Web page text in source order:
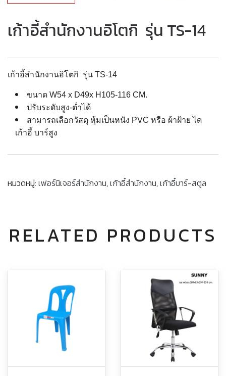
เก้าอี้สำนักงานอิโตกิ รุ่น TS-14
เก้าอี้สำนักงานอิโตกิ รุ่น TS-14
ขนาด W54 x D49x H105-116 CM.
ปรับระดับสูง-ต่ำได้
สามารถเลือกวัสดุ หุ้มเป็นหนัง PVC หรือ ผ้าฝ้าย ได
เก้าอี้ บาร์สูง
หมวดหมู่: เฟอร์นิเจอร์สำนักงาน,เก้าอี้สำนักงาน,เก้าอี้บาร์-สตูล
RELATED PRODUCTS